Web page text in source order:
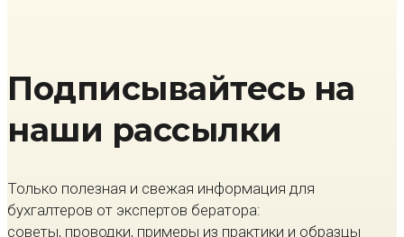
Подписывайтесь на
наши рассылки
Только полезная и свежая информация для
бухгалтеров от экспертов бератора:
советы, проводки, примеры из практики и образцы